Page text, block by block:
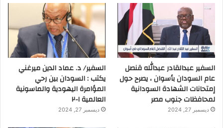
السفير عبدالقادر عبدالله قنصل
عام السودان بأسوان ، يصرح حول
إمتحانات الشهادة السودانية
لمحافظات جنوب مصر
ديسمبر 27, 2024
السفير/ د. عماد الدين ميرغني
يكتب : السودان بين رحي
المؤامرة اليهودية والماسونية
العالمية ١-٢
ديسمبر 27, 2024